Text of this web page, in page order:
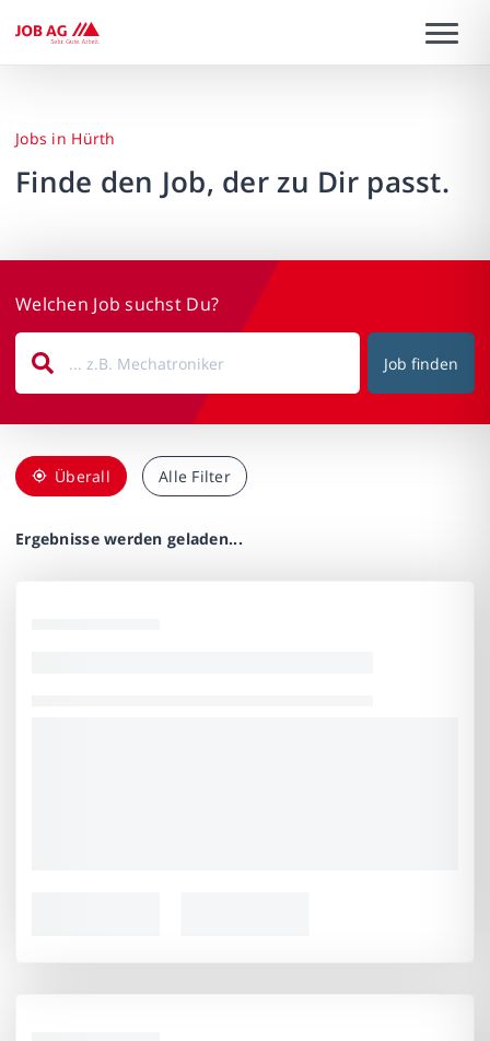
Jobs in Hürth
Finde den Job, der zu Dir passt.
Welchen Job suchst Du?
Job finden
Überall Alle Filter
Ergebnisse werden geladen...